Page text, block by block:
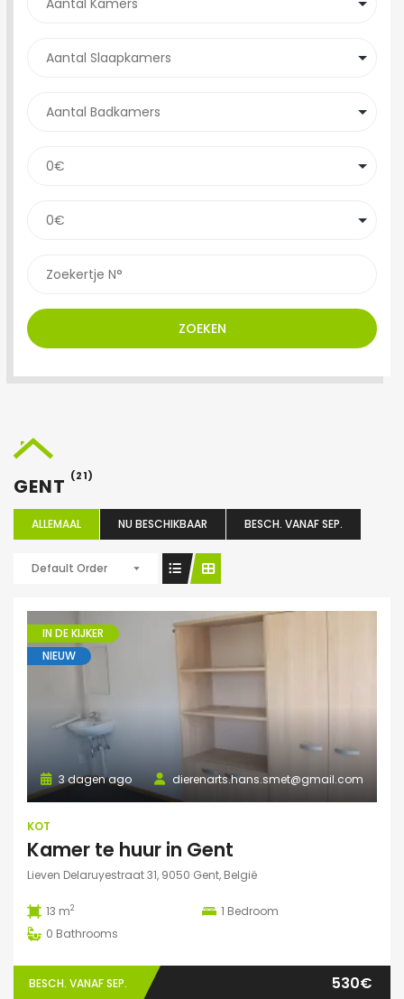
ZOEKEN
GENT (21)
ALLEMAAL NU BESCHIKBAAR BESCH. VANAF SEP.
Default Order
IN DE KIJKER
NIEUW
dierenarts.hans.smet@gmail.com
3 dagen ago
KOT
Kamer te huur in Gent
Lieven Delaruyestraat 31, 9050 Gent, België
13 m2 1 Bedroom
0 Bathrooms
BESCH. VANAF SEP. 530€